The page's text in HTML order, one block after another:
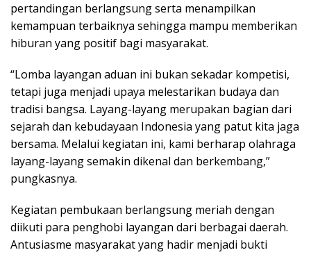
pertandingan berlangsung serta menampilkan
kemampuan terbaiknya sehingga mampu memberikan
hiburan yang positif bagi masyarakat.
“Lomba layangan aduan ini bukan sekadar kompetisi,
tetapi juga menjadi upaya melestarikan budaya dan
tradisi bangsa. Layang-layang merupakan bagian dari
sejarah dan kebudayaan Indonesia yang patut kita jaga
bersama. Melalui kegiatan ini, kami berharap olahraga
layang-layang semakin dikenal dan berkembang,”
pungkasnya.
Kegiatan pembukaan berlangsung meriah dengan
diikuti para penghobi layangan dari berbagai daerah.
Antusiasme masyarakat yang hadir menjadi bukti